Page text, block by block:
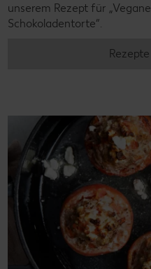
unserem Rezept für
Schokoladentorte“.